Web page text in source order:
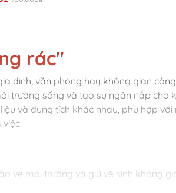
rác"
đình, văn phòng hay không gian công
trường sống và tạo sự ngăn nắp cho
và dung tích khác nhau, phù hợp với
vệ môi trường và giữ vệ sinh không